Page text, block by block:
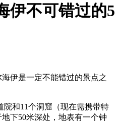
伊不可错过的5
伊是一定不能错过的景点之
和11个洞窟（现在需携带特
下50米深处，地表有一个钟